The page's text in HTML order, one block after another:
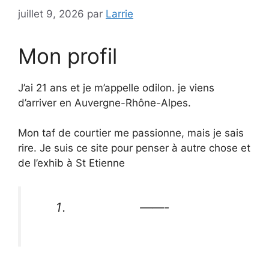
juillet 9, 2026 par Larrie
Mon profil
J’ai 21 ans et je m’appelle odilon. je viens
d’arriver en Auvergne-Rhône-Alpes.
Mon taf de courtier me passionne, mais je sais
rire. Je suis ce site pour penser à autre chose et
de l’exhib à St Etienne
——-